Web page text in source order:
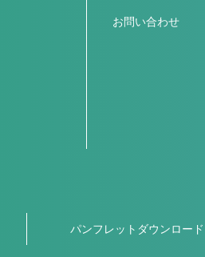
お問い合わせ
パンフレットダウンロード